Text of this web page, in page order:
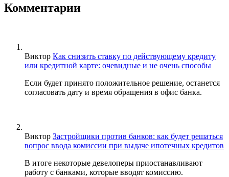
Комментарии
Виктор Как снизить ставку по действующему кредиту
или кредитной карте: очевидные и не очень способы
Если будет принято положительное решение, останется
согласовать дату и время обращения в офис банка.
Виктор Застройщики против банков: как будет решаться
вопрос ввода комиссии при выдаче ипотечных кредитов
В итоге некоторые девелоперы приостанавливают
работу с банками, которые вводят комиссию.